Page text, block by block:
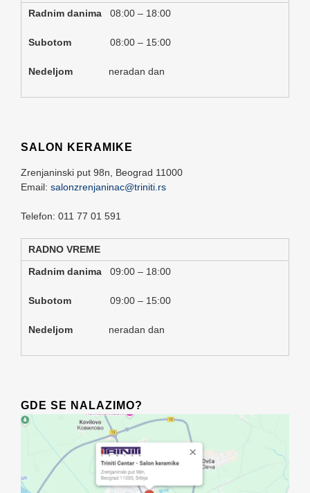
Radnim danima 08:00 – 18:00
Subotom 08:00 – 15:00
Nedeljom neradan dan
SALON KERAMIKE
Zrenjaninski put 98n, Beograd 11000
Email: salonzrenjaninac@triniti.rs
Telefon: 011 77 01 591
RADNO VREME
Radnim danima 09:00 – 18:00
Subotom 09:00 – 15:00
Nedeljom neradan dan
GDE SE NALAZIMO?